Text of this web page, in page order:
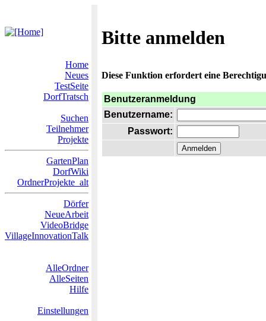
Bitte anmelden
Home
Neues
TestSeite
DorfTratsch
Suchen
Teilnehmer
Projekte
GartenPlan
DorfWiki
OrdnerProjekte_alt
Dörfer
NeueArbeit
VideoBridge
VillageInnovationTalk
AlleOrdner
AlleSeiten
Hilfe
Einstellungen
Diese Funktion erfordert eine
Benutzeranmeldung
Benutzername:
Passwort: